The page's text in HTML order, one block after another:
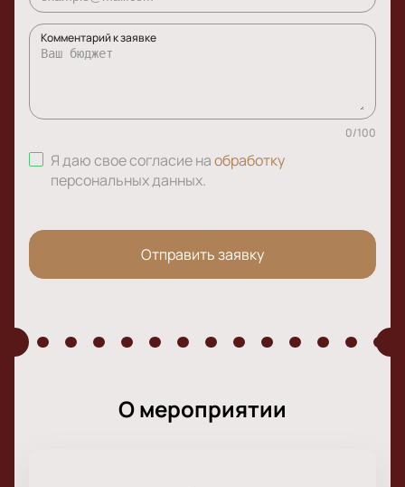
Комментарий к заявке
0/100
Я даю свое согласие наобработку
персональных данных.
Отправить заявку
О мероприятии